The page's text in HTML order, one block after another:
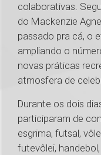
colaborativas.
do Mackenzie
passado pra cá, o
ampliando o
novas práticas
atmosfera de
Durante os dois
participaram de
esgrima, futsal,
futevôlei,